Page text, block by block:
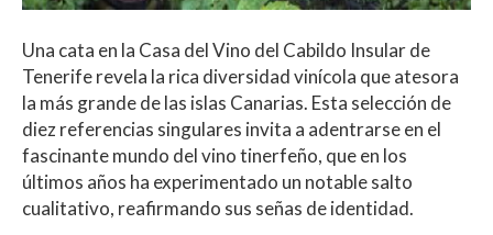
Una cata en la Casa del Vino del Cabildo Insular de
Tenerife revela la rica diversidad vinícola que atesora
la más grande de las islas Canarias. Esta selección de
diez referencias singulares invita a adentrarse en el
fascinante mundo del vino tinerfeño, que en los
últimos años ha experimentado un notable salto
cualitativo, reafirmando sus señas de identidad.